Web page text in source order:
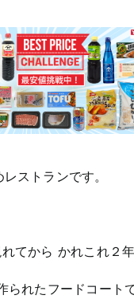
ストランです。
てから かれこれ２年
れたフードコートで